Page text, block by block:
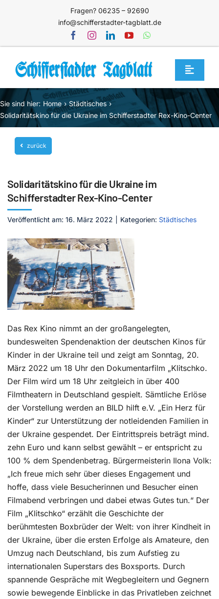
Fragen? 06235 – 92690
info@schifferstadter-tagblatt.de
Toggle
Home
Themen
Blog
Unternehmen
Mediathek
Jetzt abonnieren
Sie sind hier: Home
Städtisches
Solidaritätskino für die Ukraine im Schifferstadter Rex-Kino-Center
zurück
Solidaritätskino für die Ukraine im
Schifferstadter Rex-Kino-Center
Veröffentlicht am: 16. März 2022 Kategorien: Städtisches
Das Rex Kino nimmt an der großangelegten,
bundesweiten Spendenaktion der deutschen Kinos für
Kinder in der Ukraine teil und zeigt am Sonntag, 20.
März 2022 um 18 Uhr den Dokumentarfilm „Klitschko.
Der Film wird um 18 Uhr zeitgleich in über 400
Filmtheatern in Deutschland gespielt. Sämtliche Erlöse
der Vorstellung werden an BILD hilft e.V. „Ein Herz für
Kinder“ zur Unterstützung der notleidenden Familien in
der Ukraine gespendet. Der Eintrittspreis beträgt mind.
zehn Euro und kann selbst gewählt – er entspricht zu
100 % dem Spendenbetrag. Bürgermeisterin Ilona Volk:
„Ich freue mich sehr über dieses Engagement und
hoffe, dass viele Besucherinnen und Besucher einen
Filmabend verbringen und dabei etwas Gutes tun.“ Der
Film „Klitschko“ erzählt die Geschichte der
berühmtesten Boxbrüder der Welt: von ihrer Kindheit in
der Ukraine, über die ersten Erfolge als Amateure, den
Umzug nach Deutschland, bis zum Aufstieg zu
internationalen Superstars des Boxsports. Durch
spannende Gespräche mit Wegbegleitern und Gegnern
sowie bewegende Einblicke in das Privatleben zeichnet